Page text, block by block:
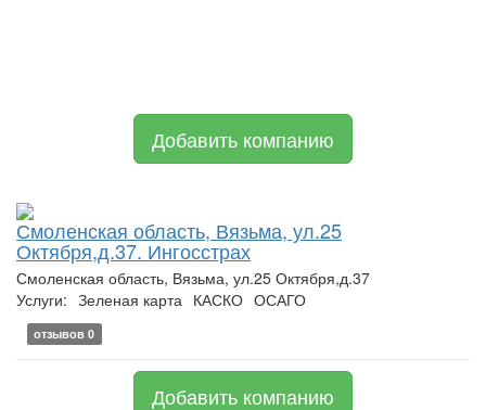
Добавить компанию
Смоленская область, Вязьма, ул.25
Октября,д.37. Ингосстрах
Смоленская область, Вязьма, ул.25 Октября,д.37
Услуги: Зеленая карта КАСКО ОСАГО
отзывов 0
Добавить компанию